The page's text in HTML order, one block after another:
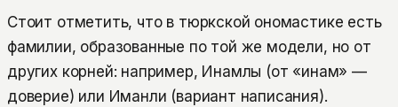
Стоит отметить, что в тюркской ономастике есть
фамилии, образованные по той же модели, но от
других корней: например, Инамлы (от «инам» —
доверие) или Иманли (вариант написания).